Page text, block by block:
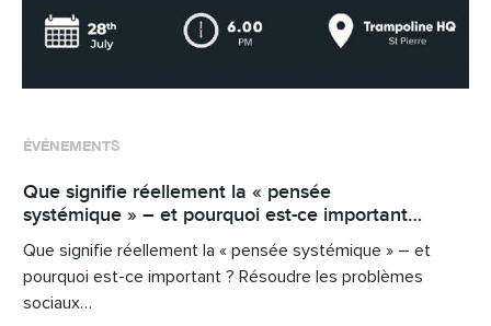
ÉVÉNEMENTS
Que signifie réellement la « pensée
systémique » – et pourquoi est-ce important…
Que signifie réellement la « pensée systémique » – et
pourquoi est-ce important ? Résoudre les problèmes
sociaux…